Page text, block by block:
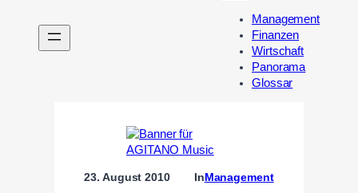
n
Management
Finanzen
Wirtschaft
Panorama
Glossar
23. August 2010 InManagement